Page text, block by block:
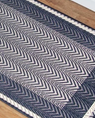
A VAŘENÍ
sestavy
sestavy
sestavy